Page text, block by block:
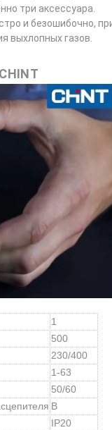
три аксессуара.
и безошибочно,
выхлопных газов.
1
500
230/400
1-63
50/60
B
IP20